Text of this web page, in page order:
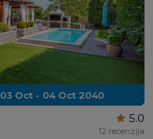
03 Oct - 04 Oct 2040
5.0
12 recenzija